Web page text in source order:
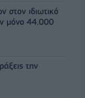
στον ιδιωτικό
μόνο 44.000
την